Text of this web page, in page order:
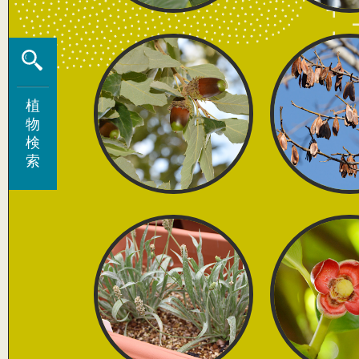
植
物
検
索
植
物
検
索